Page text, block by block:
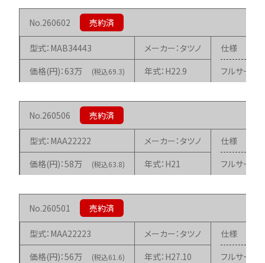
260602
63万 (税込69.3)
タツノ
H22.9
MAB34443
フルサービ
260506
58万 (税込63.8)
タツノ
H21
MAA22222
フルサービ
260501
56万 (税込61.6)
タツノ
H27.10
MAA22223
フルサービ